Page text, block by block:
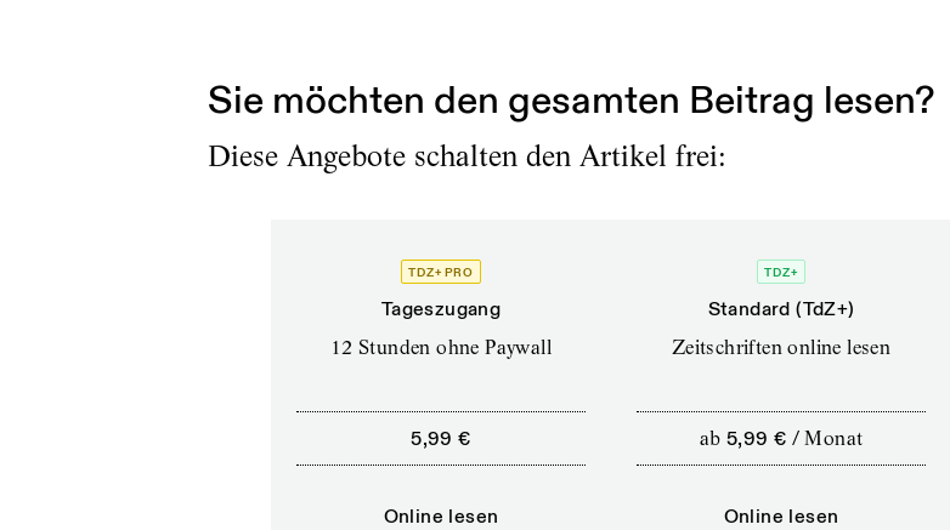
Sie möchten den gesamten Beitrag lesen?
Diese Angebote schalten den Artikel frei:
TDZ+ PRO
Tageszugang
12 Stunden ohne Paywall
5,99 €
Online lesen
TDZ+
Standard (TdZ+)
Zeitschriften online lesen
ab 5,99 € /Monat
Online lesen